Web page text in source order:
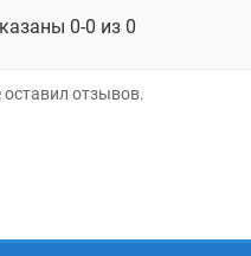
0-0 из 0
отзывов.